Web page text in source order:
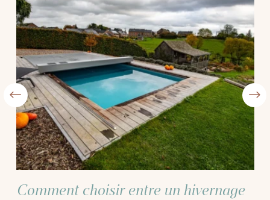
Comment choisir entre un hivernage